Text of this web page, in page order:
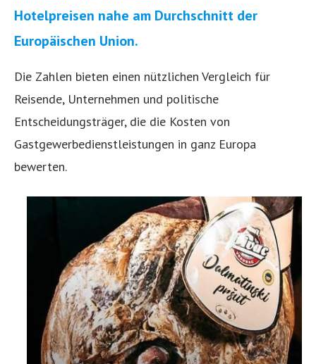
Hotelpreisen nahe am Durchschnitt der
Europäischen Union.
Die Zahlen bieten einen nützlichen Vergleich für
Reisende, Unternehmen und politische
Entscheidungsträger, die die Kosten von
Gastgewerbedienstleistungen in ganz Europa
bewerten.